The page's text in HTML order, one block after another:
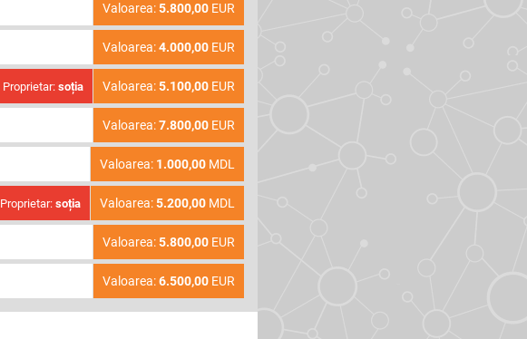
Valoarea:5.800,00 EUR
Valoarea:4.000,00 EUR
Valoarea:5.100,00 EUR
Proprietar: soția
Valoarea:7.800,00 EUR
Valoarea: 1.000,00 MDL
Valoarea:5.200,00 MDL
Proprietar: soția
Valoarea:5.800,00 EUR
Valoarea:6.500,00 EUR